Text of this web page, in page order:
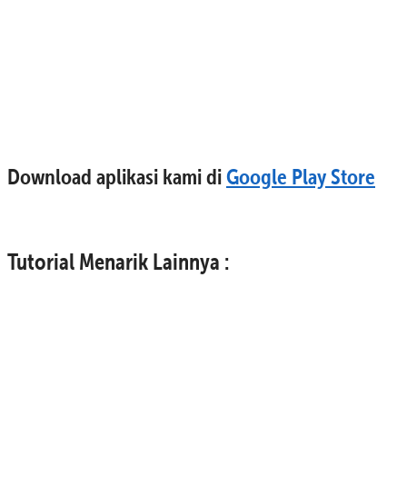
Download aplikasi kami diGoogle Play Store
Tutorial Menarik Lainnya :